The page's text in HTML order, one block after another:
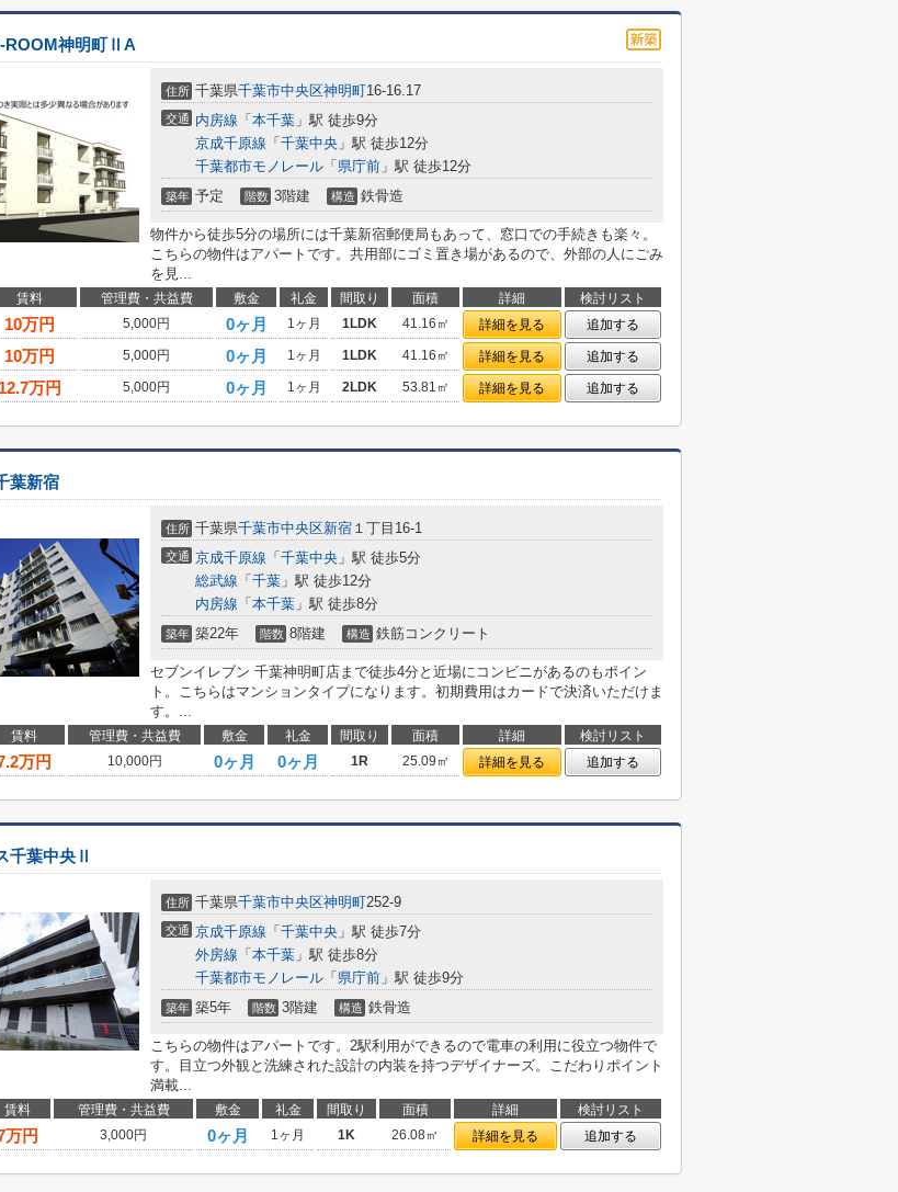
ROOM神明町ⅡA
住所 千葉県千葉市中央区神明町16-16.17
交通 内房線 「 本千葉 」駅 徒歩9分
京成千原線 「 千葉中央 」駅 徒歩12分
千葉都市モノレール 「 県庁前 」駅 徒歩12分
築年 予定 階数 3階建 構造 鉄骨造
物件から徒歩5分の場所には千葉新宿郵便局もあって、窓口での手続きも楽々。
こちらの物件はアパートです。共用部にゴミ置き場があるので、外部の人にごみ
を見...
賃料 管理費・共益費 敷金 礼金 間取り 面積 詳細
検討リスト
10万円 5,000円 0ヶ月 1ヶ月 1LDK 41.16㎡ 詳細を見る
追加する
10万円 5,000円 0ヶ月 1ヶ月 1LDK 41.16㎡ 詳細を見る
追加する
12.7万円 5,000円 0ヶ月 1ヶ月 2LDK 53.81㎡ 詳細を見る 追加する
葉新宿
住所 千葉県千葉市中央区新宿 １丁目16-1
交通 京成千原線 「 千葉中央 」駅 徒歩5分
総武線 「 千葉 」駅 徒歩12分
内房線 「 本千葉 」駅 徒歩8分
築年 築22年 階数 8階建 構造 鉄筋コンクリート
セブンイレブン 千葉神明町店まで徒歩4分と近場にコンビニがあるのもポイン
ト。こちらはマンションタイプになります。初期費用はカードで決済いただけま
す。...
賃料 管理費・共益費 敷金 礼金 間取り 面積 詳細
検討リスト
万円 10,000円 0ヶ月 0ヶ月 1R 25.09㎡ 詳細を見る 追加する
千葉中央Ⅱ
住所 千葉県千葉市中央区神明町252-9
交通 京成千原線 「 千葉中央 」駅 徒歩7分
外房線 「 本千葉 」駅 徒歩8分
千葉都市モノレール 「 県庁前 」駅 徒歩9分
築年 築5年 階数 3階建 構造 鉄骨造
こちらの物件はアパートです。2駅利用ができるので電車の利用に役立つ物件で
す。目立つ外観と洗練された設計の内装を持つデザイナーズ。こだわりポイント
満載...
賃料 管理費・共益費 敷金 礼金 間取り 面積 詳細
検討リスト
万円 3,000円 0ヶ月 1ヶ月 1K 26.08㎡ 詳細を見る 追加する